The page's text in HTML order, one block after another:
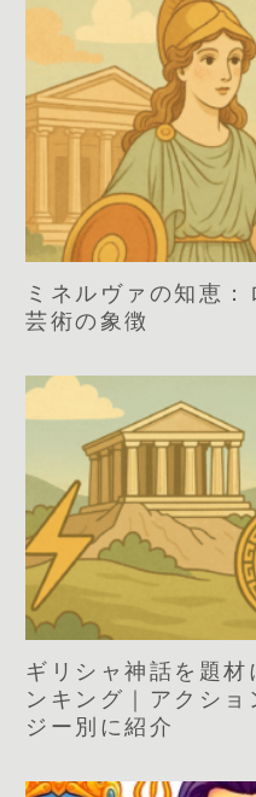
ミネルヴァの知恵
芸術の象徴
ギリシャ神話を題材
ンキング｜アクシ
ジー別に紹介